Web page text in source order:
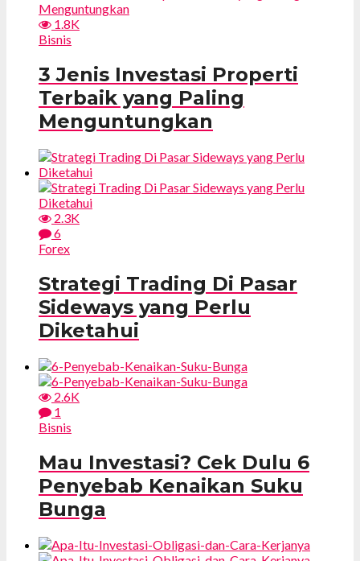
1.8K
Bisnis
3 Jenis Investasi Properti
Terbaik yang Paling
Menguntungkan
2.3K
6
Forex
Strategi Trading Di Pasar
Sideways yang Perlu
Diketahui
2.6K
1
Bisnis
Mau Investasi? Cek Dulu 6
Penyebab Kenaikan Suku
Bunga